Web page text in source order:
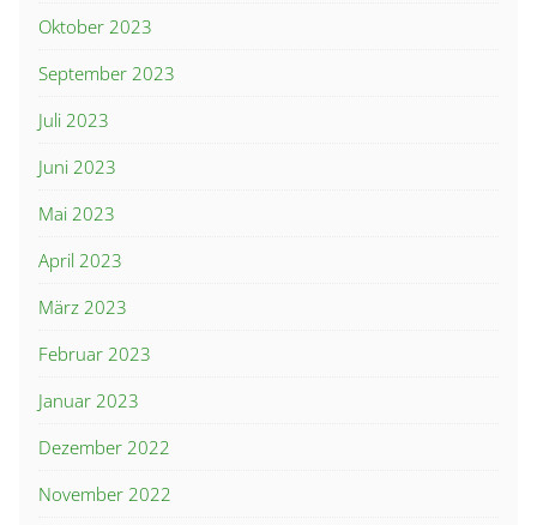
Oktober 2023
September 2023
Juli 2023
Juni 2023
Mai 2023
April 2023
März 2023
Februar 2023
Januar 2023
Dezember 2022
November 2022